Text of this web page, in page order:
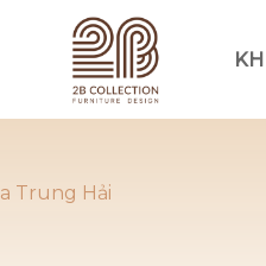
Trung Hải
hình thức liên lạc phù hợp